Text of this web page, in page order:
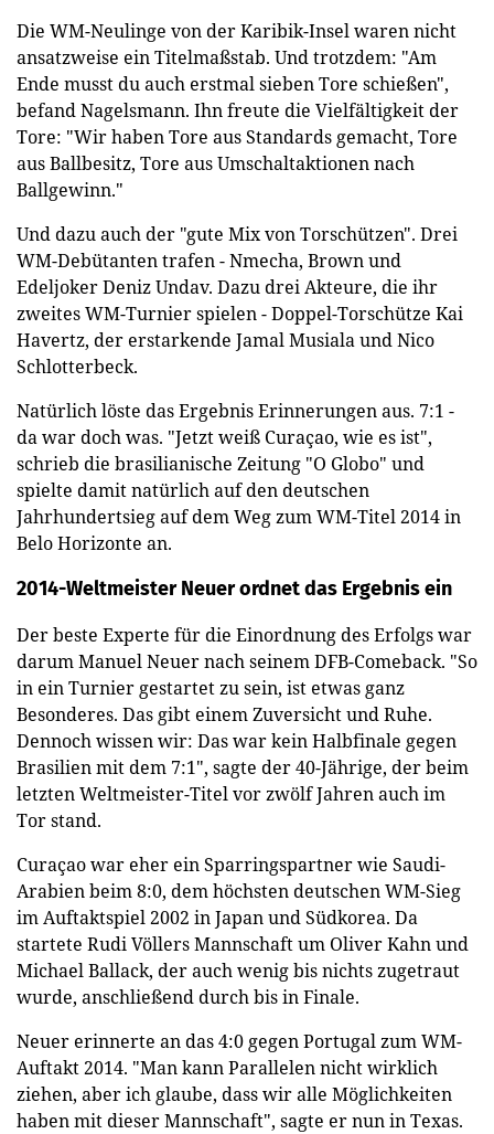
Die WM-Neulinge von der Karibik-Insel waren nicht
ansatzweise ein Titelmaßstab. Und trotzdem: "Am
Ende musst du auch erstmal sieben Tore schießen",
befand Nagelsmann. Ihn freute die Vielfältigkeit der
Tore: "Wir haben Tore aus Standards gemacht, Tore
aus Ballbesitz, Tore aus Umschaltaktionen nach
Ballgewinn."
Und dazu auch der "gute Mix von Torschützen". Drei
WM-Debütanten trafen - Nmecha, Brown und
Edeljoker Deniz Undav. Dazu drei Akteure, die ihr
zweites WM-Turnier spielen - Doppel-Torschütze Kai
Havertz, der erstarkende Jamal Musiala und Nico
Schlotterbeck.
Natürlich löste das Ergebnis Erinnerungen aus. 7:1 -
da war doch was. "Jetzt weiß Curaçao, wie es ist",
schrieb die brasilianische Zeitung "O Globo" und
spielte damit natürlich auf den deutschen
Jahrhundertsieg auf dem Weg zum WM-Titel 2014 in
Belo Horizonte an.
2014-Weltmeister Neuer ordnet das Ergebnis ein
Der beste Experte für die Einordnung des Erfolgs war
darum Manuel Neuer nach seinem DFB-Comeback. "So
in ein Turnier gestartet zu sein, ist etwas ganz
Besonderes. Das gibt einem Zuversicht und Ruhe.
Dennoch wissen wir: Das war kein Halbfinale gegen
Brasilien mit dem 7:1", sagte der 40-Jährige, der beim
letzten Weltmeister-Titel vor zwölf Jahren auch im
Tor stand.
Curaçao war eher ein Sparringspartner wie Saudi-
Arabien beim 8:0, dem höchsten deutschen WM-Sieg
im Auftaktspiel 2002 in Japan und Südkorea. Da
startete Rudi Völlers Mannschaft um Oliver Kahn und
Michael Ballack, der auch wenig bis nichts zugetraut
wurde, anschließend durch bis in Finale.
Neuer erinnerte an das 4:0 gegen Portugal zum WM-
Auftakt 2014. "Man kann Parallelen nicht wirklich
ziehen, aber ich glaube, dass wir alle Möglichkeiten
haben mit dieser Mannschaft", sagte er nun in Texas.